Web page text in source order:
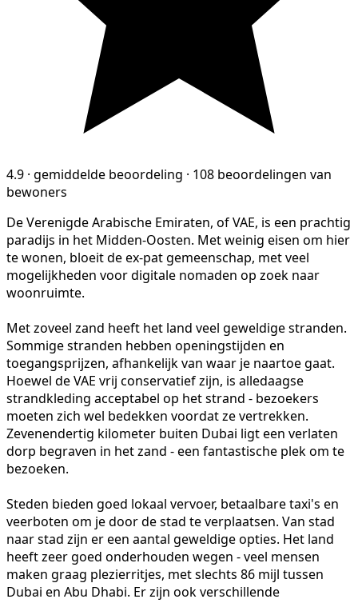
4.9 · gemiddelde beoordeling · 108 beoordelingen van
bewoners
De Verenigde Arabische Emiraten, of VAE, is een prachtig
paradijs in het Midden-Oosten. Met weinig eisen om hier
te wonen, bloeit de ex-pat gemeenschap, met veel
mogelijkheden voor digitale nomaden op zoek naar
woonruimte.
Met zoveel zand heeft het land veel geweldige stranden.
Sommige stranden hebben openingstijden en
toegangsprijzen, afhankelijk van waar je naartoe gaat.
Hoewel de VAE vrij conservatief zijn, is alledaagse
strandkleding acceptabel op het strand - bezoekers
moeten zich wel bedekken voordat ze vertrekken.
Zevenendertig kilometer buiten Dubai ligt een verlaten
dorp begraven in het zand - een fantastische plek om te
bezoeken.
Steden bieden goed lokaal vervoer, betaalbare taxi's en
veerboten om je door de stad te verplaatsen. Van stad
naar stad zijn er een aantal geweldige opties. Het land
heeft zeer goed onderhouden wegen - veel mensen
maken graag plezierritjes, met slechts 86 mijl tussen
Dubai en Abu Dhabi. Er zijn ook verschillende